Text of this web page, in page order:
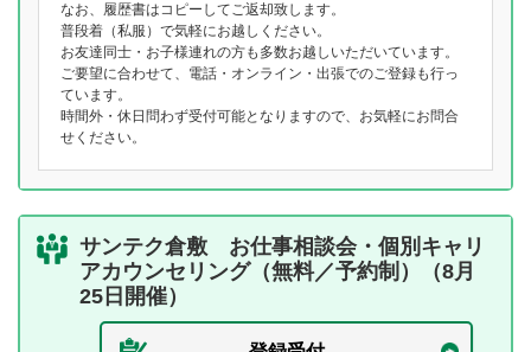
なお、履歴書はコピーしてご返却致します。
普段着（私服）で気軽にお越しください。
お友達同士・お子様連れの方も多数お越しいただいています。
ご要望に合わせて、電話・オンライン・出張でのご登録も行っ
ています。
時間外・休日問わず受付可能となりますので、お気軽にお問合
せください。
サンテク倉敷 お仕事相談会・個別キャリ
アカウンセリング（無料／予約制）（8月
25日開催）